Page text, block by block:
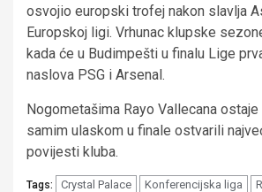
osvojio europski trofej nakon slavlja
Europskoj ligi. Vrhunac klupske
kada će u Budimpešti u finalu Lige
naslova PSG i Arsenal.
Nogometašima Rayo Vallecana
samim ulaskom u finale ostvarili
povijesti kluba.
Tags: Crystal Palace Konferencijska liga